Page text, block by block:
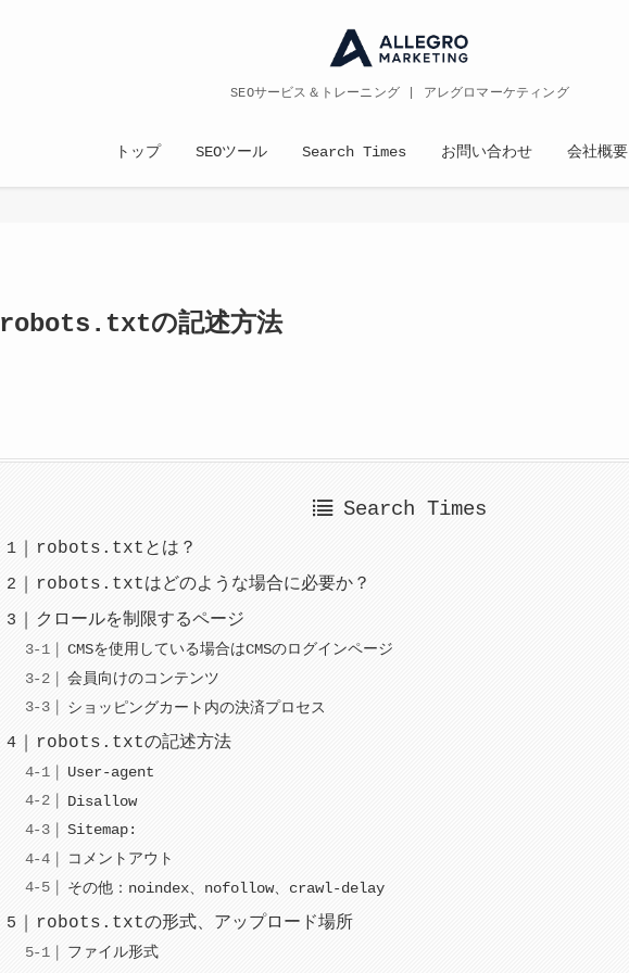
SEOサービス＆トレーニング | アレグロマーケティング
トップ SEOツール Search Times お問い合わせ 会社概要
robots.txtの記述方法
Search Times
robots.txtとは？
robots.txtはどのような場合に必要か？
クロールを制限するページ
CMSを使用している場合はCMSのログインページ
会員向けのコンテンツ
ショッピングカート内の決済プロセス
robots.txtの記述方法
User-agent
Disallow
Sitemap:
コメントアウト
その他：noindex、nofollow、crawl-delay
robots.txtの形式、アップロード場所
ファイル形式